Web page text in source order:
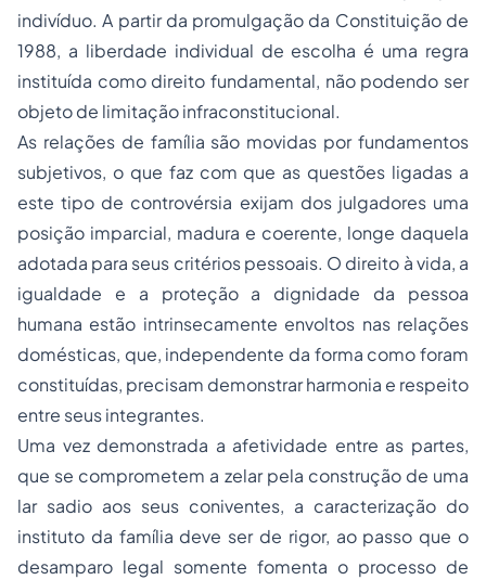
indivíduo. A partir da promulgação da Constituição de
1988, a liberdade individual de escolha é uma regra
instituída como direito fundamental, não podendo ser
objeto de limitação infraconstitucional.
As relações de família são movidas por fundamentos
subjetivos, o que faz com que as questões ligadas a
este tipo de controvérsia exijam dos julgadores uma
posição imparcial, madura e coerente, longe daquela
adotada para seus critérios pessoais. O direito à vida, a
igualdade e a proteção a dignidade da pessoa
humana estão intrinsecamente envoltos nas relações
domésticas, que, independente da forma como foram
constituídas, precisam demonstrar harmonia e respeito
entre seus integrantes.
Uma vez demonstrada a afetividade entre as partes,
que se comprometem a zelar pela construção de uma
lar sadio aos seus coniventes, a caracterização do
instituto da família deve ser de rigor, ao passo que o
desamparo legal somente fomenta o processo de